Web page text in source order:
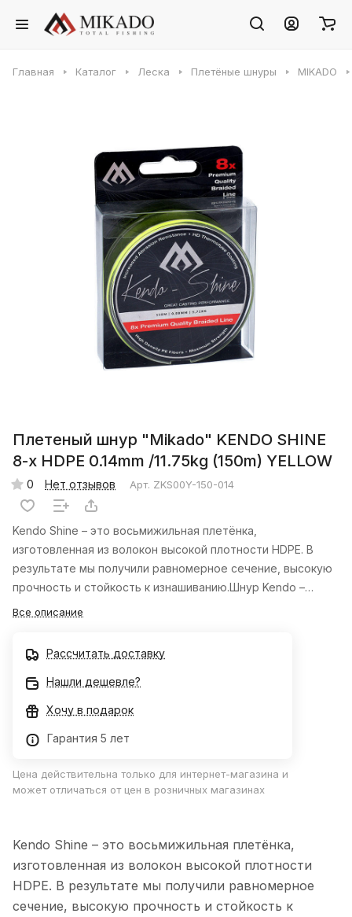
Главная Каталог Леска Плетёные шнуры MIKADO
Плетеный шнур "Mikado" KENDO SHINE
8-x HDPE 0.14mm /11.75kg (150m) YELLOW
0 Нет отзывов Арт. ZKS00Y-150-014
Kendo Shine – это восьмижильная плетёнка,
изготовленная из волокон высокой плотности HDPE. В
результате мы получили равномерное сечение, высокую
прочность и стойкость к изнашиванию.Шнур Kendo –
отличный выбор практически для любого вида рыбалки.
Все описание
Рассчитать доставку
Нашли дешевле?
Хочу в подарок
Гарантия 5 лет
Цена действительна только для интернет-магазина и
может отличаться от цен в розничных магазинах
Kendo Shine – это восьмижильная плетёнка,
изготовленная из волокон высокой плотности
HDPE. В результате мы получили равномерное
сечение, высокую прочность и стойкость к